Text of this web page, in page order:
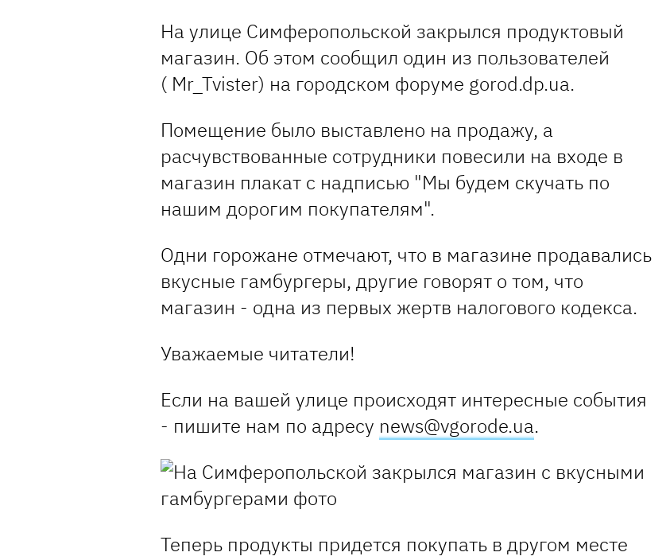
На улице Симферопольской закрылся продуктовый
магазин. Об этом сообщил один из пользователей
( Mr_Tvister) на городском форуме gorod.dp.ua.
Помещение было выставлено на продажу, а
расчувствованные сотрудники повесили на входе в
магазин плакат с надписью "Мы будем скучать по
нашим дорогим покупателям".
Одни горожане отмечают, что в магазине продавались
вкусные гамбургеры, другие говорят о том, что
магазин - одна из первых жертв налогового кодекса.
Уважаемые читатели!
Если на вашей улице происходят интересные события
- пишите нам по адресу news@vgorode.ua.
Теперь продукты придется покупать в другом месте